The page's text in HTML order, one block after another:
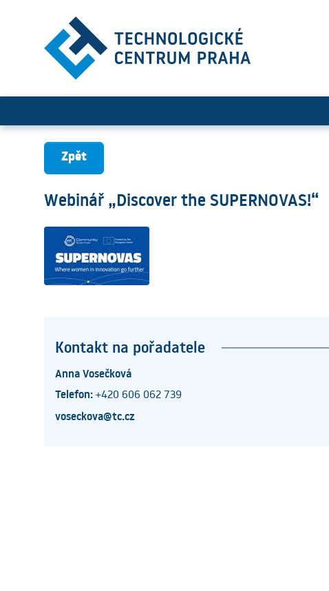
Webinář „Discover the
Zpět
Webinář „Discover the SUPERNOVAS!“
Kontakt na pořadatele
Anna Vosečková
Telefon: +420 606 062 739
voseckova@tc.cz